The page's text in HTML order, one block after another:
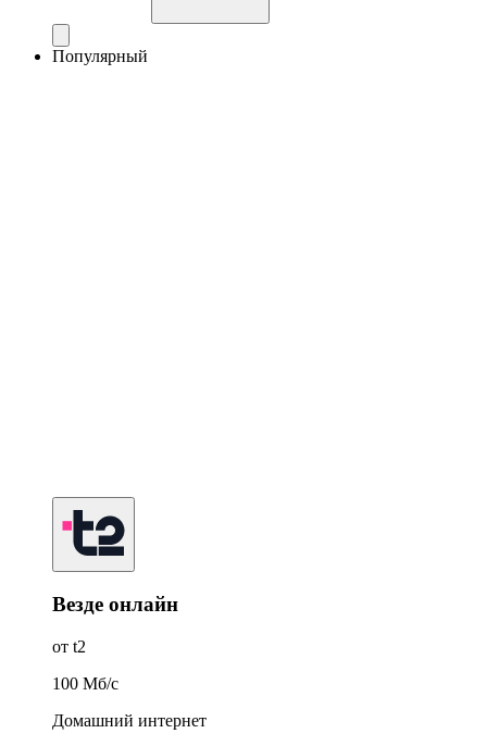
Популярный
Везде онлайн
от t2
100 Мб/c
Домашний интернет